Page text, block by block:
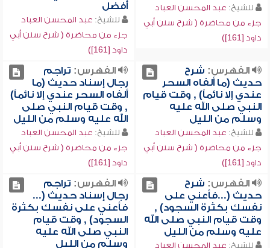
للشيخ: عبد المحسن العباد
جزء من محاضرة ( شرح سنن أبي
داود [161])
أفضل
للشيخ: عبد المحسن العباد
جزء من محاضرة ( شرح سنن أبي
داود [161])
الفهرس: شرح
حديث (ما ألفاه السحر
عندي إلا نائماً) , وقت قيام
النبي صلى الله عليه
وسلم من الليل
للشيخ: عبد المحسن العباد
جزء من محاضرة ( شرح سنن أبي
داود [161])
الفهرس: تراجم
رجال إسناد حديث (ما
ألفاه السحر عندي إلا نائماً)
, وقت قيام النبي صلى
الله عليه وسلم من الليل
للشيخ: عبد المحسن العباد
جزء من محاضرة ( شرح سنن أبي
داود [161])
الفهرس: شرح
حديث (...فأعني على
نفسك بكثرة السجود) ,
وقت قيام النبي صلى الله
عليه وسلم من الليل
للشيخ: عبد المحسن العباد
الفهرس: تراجم
رجال إسناد حديث (...
فأعني على نفسك بكثرة
السجود) , وقت قيام
النبي صلى الله عليه
وسلم من الليل